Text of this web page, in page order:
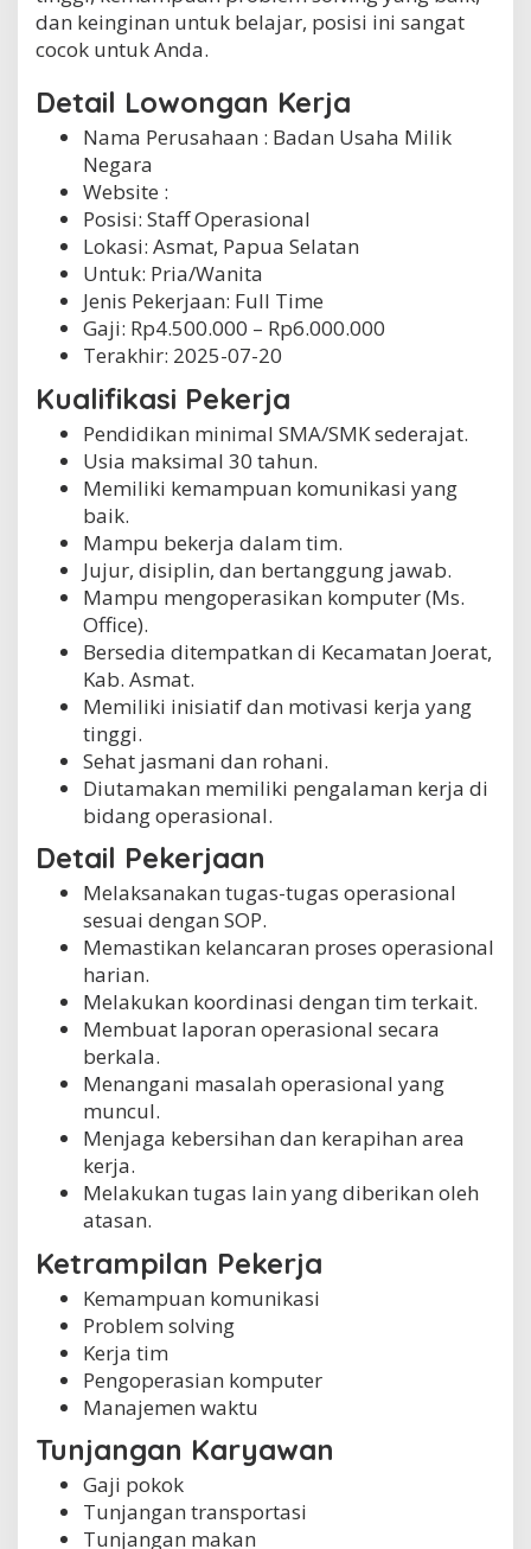
dan keinginan untuk belajar, posisi ini sangat
cocok untuk Anda.
Detail Lowongan Kerja
Nama Perusahaan : Badan Usaha Milik
Negara
Website :
Posisi: Staff Operasional
Lokasi: Asmat, Papua Selatan
Untuk: Pria/Wanita
Jenis Pekerjaan: Full Time
Gaji: Rp4.500.000 – Rp6.000.000
Terakhir: 2025-07-20
Kualifikasi Pekerja
Pendidikan minimal SMA/SMK sederajat.
Usia maksimal 30 tahun.
Memiliki kemampuan komunikasi yang
baik.
Mampu bekerja dalam tim.
Jujur, disiplin, dan bertanggung jawab.
Mampu mengoperasikan komputer (Ms.
Office).
Bersedia ditempatkan di Kecamatan Joerat,
Kab. Asmat.
Memiliki inisiatif dan motivasi kerja yang
tinggi.
Sehat jasmani dan rohani.
Diutamakan memiliki pengalaman kerja di
bidang operasional.
Detail Pekerjaan
Melaksanakan tugas-tugas operasional
sesuai dengan SOP.
Memastikan kelancaran proses operasional
harian.
Melakukan koordinasi dengan tim terkait.
Membuat laporan operasional secara
berkala.
Menangani masalah operasional yang
muncul.
Menjaga kebersihan dan kerapihan area
kerja.
Melakukan tugas lain yang diberikan oleh
atasan.
Ketrampilan Pekerja
Kemampuan komunikasi
Problem solving
Kerja tim
Pengoperasian komputer
Manajemen waktu
Tunjangan Karyawan
Gaji pokok
Tunjangan transportasi
Tunjangan makan